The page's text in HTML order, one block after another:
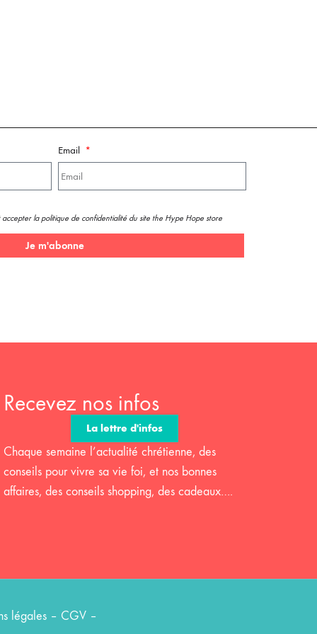
Email
la politique de confidentialité du site the Hype Hope store
Je m'abonne
Recevez nos infos
La lettre d'infos
Chaque semaine l’actualité chrétienne, des
conseils pour vivre sa vie foi, et nos bonnes
affaires, des conseils shopping, des cadeaux….
légales– CGV–